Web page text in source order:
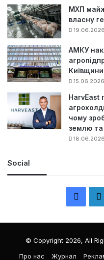
МХП
власну
19.06.2026
АМКУ
15.06.2026
HarvEast
чому
землю
18.06.2026
Social
e
© Copyright 2026, All
Про нас
Журнал